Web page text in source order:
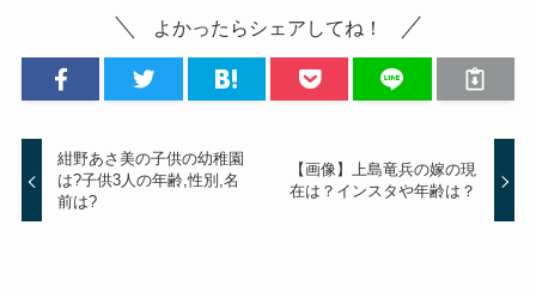
よかったらシェアしてね！
紺野あさ美の子供の幼稚園
は?子供3人の年齢,性別,名
前は?
【画像】上島竜兵の嫁の現
在は？インスタや年齢は？